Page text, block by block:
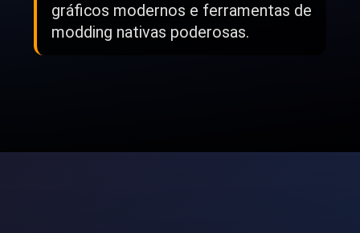
gráficos modernos e ferramentas de
modding nativas poderosas.